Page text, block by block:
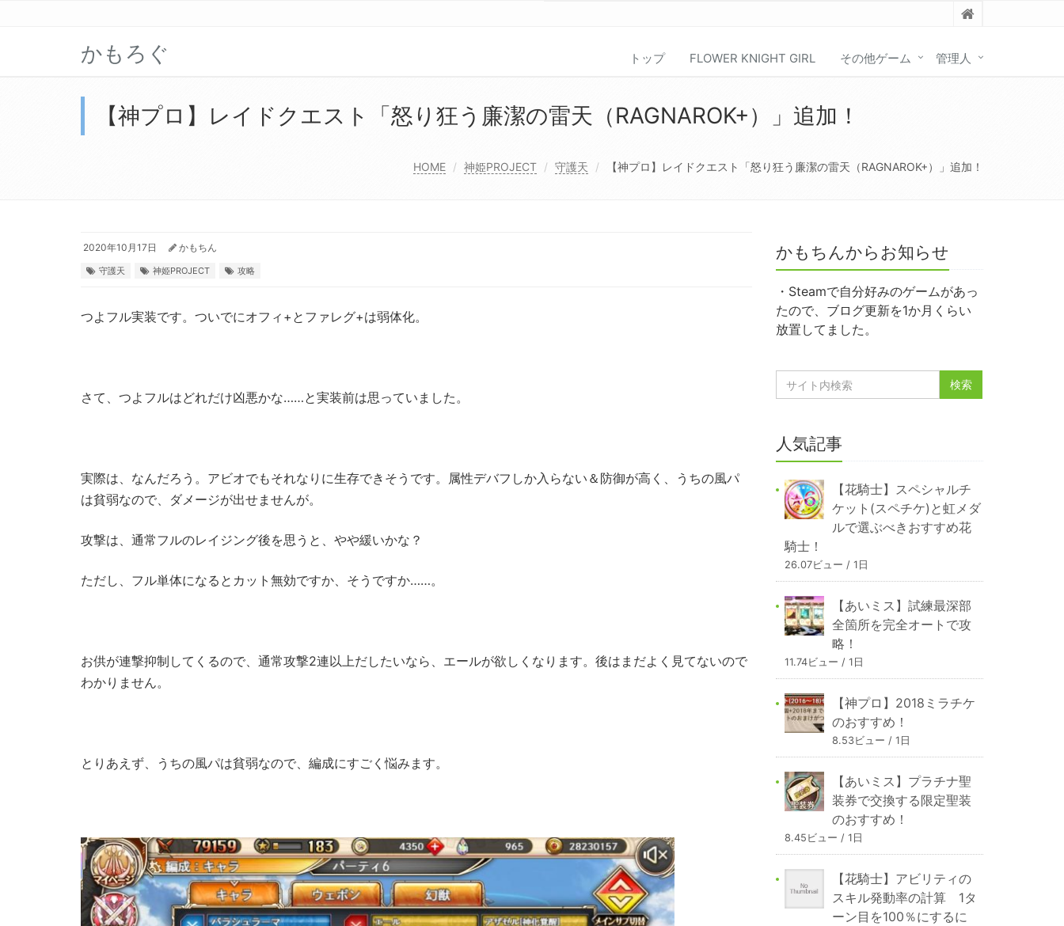
かもろぐ トップ FLOWER KNIGHT GIRL その他ゲーム 管理人
【神プロ】レイドクエスト「怒り狂う廉潔の雷天（RAGNAROK+）」追加！
HOME 神姫PROJECT 守護天 【神プロ】レイドクエスト「怒り狂う廉潔の雷天（RAGNAROK+）」追加！
2020年10月17日 かもちん
守護天 神姫PROJECT 攻略
つよフル実装です。ついでにオフィ+とファレグ+は弱体化。
さて、つよフルはどれだけ凶悪かな……と実装前は思っていました。
実際は、なんだろう。アビオでもそれなりに生存できそうです。属性デバフしか入らない＆防御が高く、うちの風パ
は貧弱なので、ダメージが出せませんが。
攻撃は、通常フルのレイジング後を思うと、やや緩いかな？
ただし、フル単体になるとカット無効ですか、そうですか……。
お供が連撃抑制してくるので、通常攻撃2連以上だしたいなら、エールが欲しくなります。後はまだよく見てないので
わかりません。
とりあえず、うちの風パは貧弱なので、編成にすごく悩みます。
かもちんからお知らせ
・Steamで自分好みのゲームがあっ
たので、ブログ更新を1か月くらい
放置してました。
人気記事
【花騎士】スペシャルチ
ケット(スペチケ)と虹メダ
ルで選ぶべきおすすめ花
騎士！
26.07ビュー / 1日
【あいミス】試練最深部
全箇所を完全オートで攻
略！
11.74ビュー / 1日
【神プロ】2018ミラチケ
のおすすめ！
8.53ビュー / 1日
【あいミス】プラチナ聖
装券で交換する限定聖装
のおすすめ！
8.45ビュー / 1日
【花騎士】アビリティの
スキル発動率の計算 1タ
ーン目を100％にするに